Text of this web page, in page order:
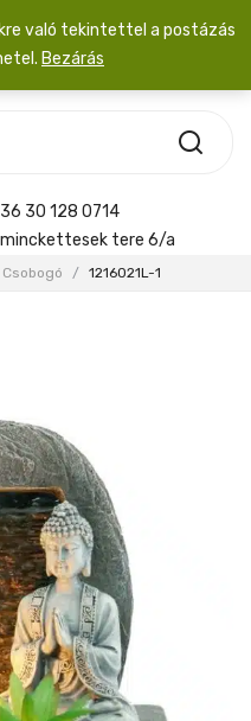
30 128 0714
tere 6/a
Csobogó / 1216021L-1
való tekintettel a postázás
Bezárás